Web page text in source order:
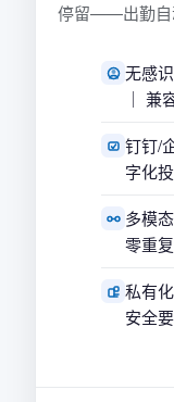
停留——出勤自
无感
｜ 兼
钉钉/
字化
多模
零重
私有
安全